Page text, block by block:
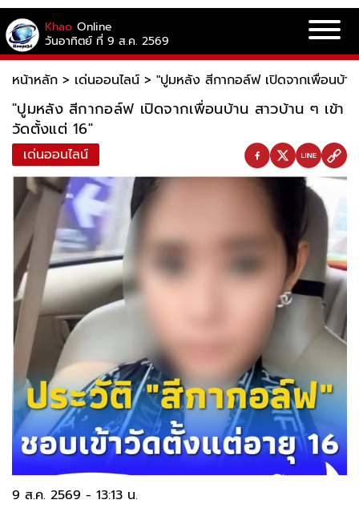
Khao Online
วันอาทิตย์ ที่ 9 ส.ค. 2569
หน้าหลัก > เด่นออนไลน์ > "ปูมหลัง สีกากอล์ฟ เปิดจากเพื่อนบ้า
"ปูมหลัง สีกากอล์ฟ เปิดจากเพื่อนบ้าน สาวบ้าน ๆ เข้า
วัดตั้งแต่ 16"
เด่นออนไลน์
9 ส.ค. 2569 - 13:13 น.